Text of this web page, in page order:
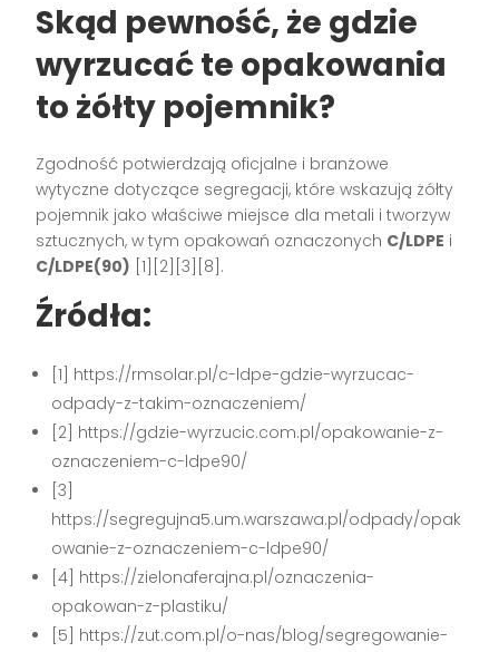
Skąd pewność, że gdzie
wyrzucaćte opakowania
to żółty pojemnik?
Zgodność potwierdzają oficjalne i branżowe
wytyczne dotyczące segregacji, które wskazują żółty
pojemnik jako właściwe miejsce dla metali i tworzyw
sztucznych, w tym opakowań oznaczonych C/LDPE i
C/LDPE(90) [1][2][3][8].
Źródła:
[1] https://rmsolar.pl/c-ldpe-gdzie-wyrzucac-
odpady-z-takim-oznaczeniem/
[2] https://gdzie-wyrzucic.com.pl/opakowanie-z-
oznaczeniem-c-ldpe90/
[3]
https://segregujna5.um.warszawa.pl/odpady/opak
owanie-z-oznaczeniem-c-ldpe90/
[4] https://zielonaferajna.pl/oznaczenia-
opakowan-z-plastiku/
[5] https://zut.com.pl/o-nas/blog/segregowanie-